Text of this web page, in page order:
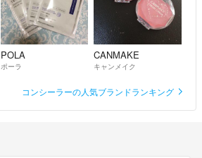
POLA
ポーラ
CANMAKE
キャンメイク
コンシーラーの人気ブランドランキング